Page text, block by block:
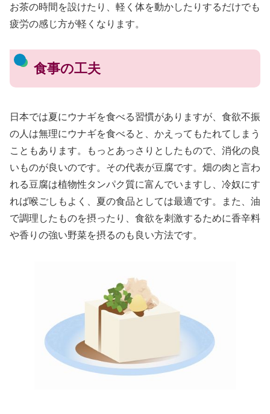
お茶の時間を設けたり、軽く体を動かしたりするだけでも
疲労の感じ方が軽くなります。
食事の工夫
日本では夏にウナギを食べる習慣がありますが、食欲不振
の人は無理にウナギを食べると、かえってもたれてしまう
こともあります。もっとあっさりとしたもので、消化の良
いものが良いのです。その代表が豆腐です。畑の肉と言わ
れる豆腐は植物性タンパク質に富んでいますし、冷奴にす
れば喉ごしもよく、夏の食品としては最適です。また、油
で調理したものを摂ったり、食欲を刺激するために香辛料
や香りの強い野菜を摂るのも良い方法です。